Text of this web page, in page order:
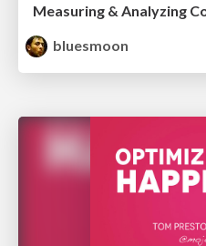
Measuring & Analyzing
bluesmoon